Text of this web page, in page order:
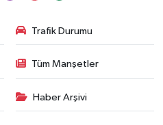
Trafik Durumu
Tüm Manşetler
Haber Arşivi